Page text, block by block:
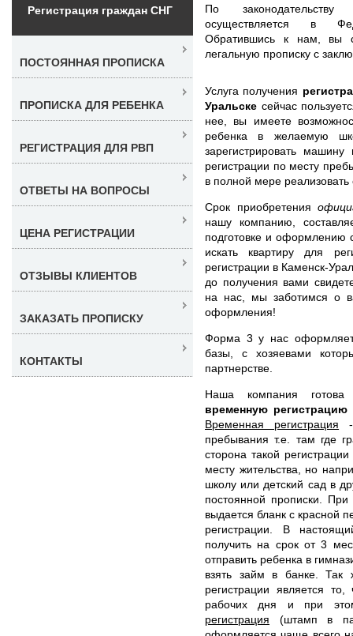
По законодательству
осуществляется в
Обратившись к нам, вы
легальную прописку с
Услуга получения
Уральске сейчас
нее, вы имеете
ребенка в желаемую
зарегистрировать
регистрации по месту
в полной мере
Срок приобретения
нашу компанию,
подготовке и
искать квартиру для
регистрации в Каменск-
до получения вами
на нас, мы заботимся о
оформления!
Форма 3 у нас
базы, с хозяевами
партнерстве.
Наша компания
временную
Временная регистрация -
пребывания т.е. там где
сторона такой
месту жительства, но
школу или детский сад в
постоянной прописки.
выдается бланк с
регистрации. В
получить на срок от 3
отправить ребенка в
взять займ в банке. Так
регистрации является
рабочих дня и при
регистрация (штамп в
Регистрация граждан СНГ
ПОСТОЯННАЯ ПРОПИСКА
ПРОПИСКА ДЛЯ РЕБЕНКА
РЕГИСТРАЦИЯ ДЛЯ РВП
ОТВЕТЫ НА ВОПРОСЫ
ЦЕНА РЕГИСТРАЦИИ
ОТЗЫВЫ КЛИЕНТОВ
ЗАКАЗАТЬ ПРОПИСКУ
КОНТАКТЫ